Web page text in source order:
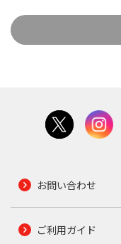
お問い合わせ
ご利用ガイド